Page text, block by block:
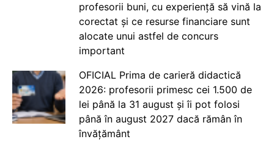
profesorii buni, cu experiență să vină la
corectat și ce resurse financiare sunt
alocate unui astfel de concurs
important
OFICIAL Prima de carieră didactică
2026: profesorii primesc cei 1.500 de
lei până la 31 august și îi pot folosi
până în august 2027 dacă rămân în
învățământ